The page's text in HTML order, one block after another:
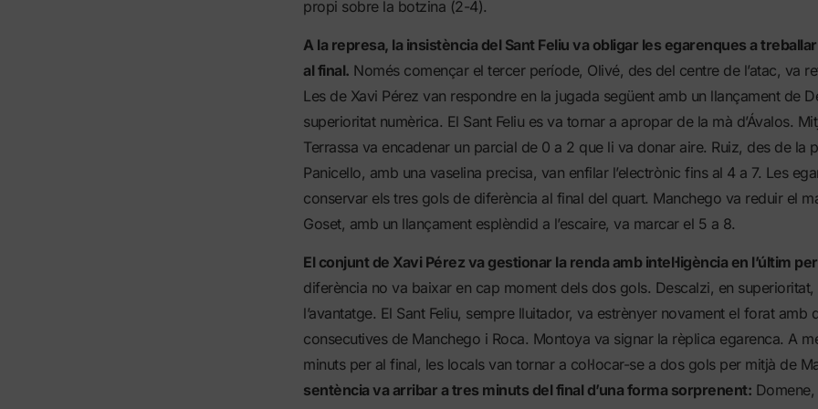
propi sobre la botzina (2-4).
A la represa, la insistència del Sant Feliu va obligar les egarenques a
al final. Només començar el tercer període, Olivé, des del centre de l’atac, va
Les de Xavi Pérez van respondre en la jugada següent amb un llançament de
superioritat numèrica. El Sant Feliu es va tornar a apropar de la mà d’Ávalos.
Terrassa va encadenar un parcial de 0 a 2 que li va donar aire. Ruiz, des de la
Panicello, amb una vaselina precisa, van enfilar l’electrònic fins al 4 a 7. Les
conservar els tres gols de diferència al final del quart. Manchego va reduir el
Goset, amb un llançament esplèndid a l’escaire, va marcar el 5 a 8.
El conjunt de Xavi Pérez va gestionar la renda amb intel·ligència en l’últim
diferència no va baixar en cap moment dels dos gols. Descalzi, en
l’avantatge. El Sant Feliu, sempre lluitador, va estrènyer novament el forat amb
consecutives de Manchego i Roca. Montoya va signar la rèplica egarenca. A
minuts per al final, les locals van tornar a col·locar-se a dos gols per mitjà de
sentència va arribar a tres minuts del final d’una forma sorprenent: